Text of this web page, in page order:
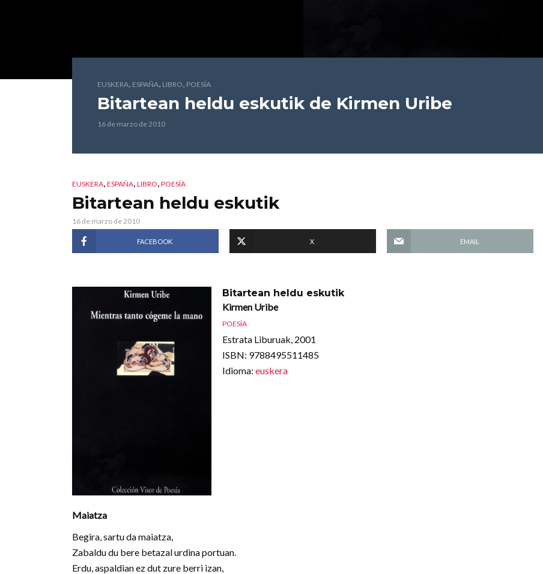
EUSKERA, ESPAÑA, LIBRO, POESÍA
Bitartean heldu eskutikde Kirmen Uribe
16 de marzo de 2010
EUSKERA, ESPAÑA, LIBRO, POESÍA
Bitartean heldu eskutik
16 de marzo de 2010
FACEBOOK X EMAIL
Bitartean heldu eskutik
Kirmen Uribe
POESÍA
Estrata Liburuak, 2001
ISBN: 9788495511485
Idioma: euskera
Maiatza
Begira, sartu da maiatza,
Zabaldu du bere betazal urdina portuan.
Erdu, aspaldian ez dut zure berri izan,